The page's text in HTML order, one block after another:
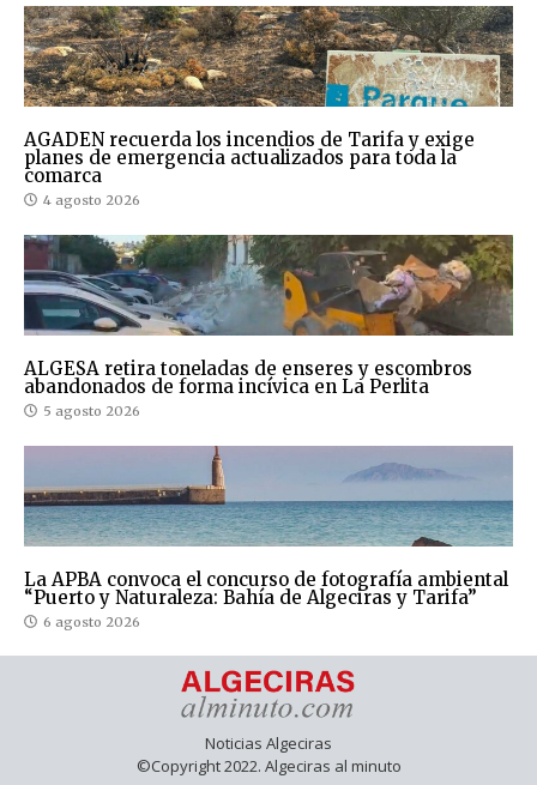
AGADEN recuerda los incendios de Tarifa y exige
planes de emergencia actualizados para toda la
comarca
4 agosto 2026
ALGESA retira toneladas de enseres y escombros
abandonados de forma incívica en La Perlita
5 agosto 2026
La APBA convoca el concurso de fotografía ambiental
“Puerto y Naturaleza: Bahía de Algeciras y Tarifa”
6 agosto 2026
Noticias Algeciras
©Copyright 2022. Algeciras al minuto